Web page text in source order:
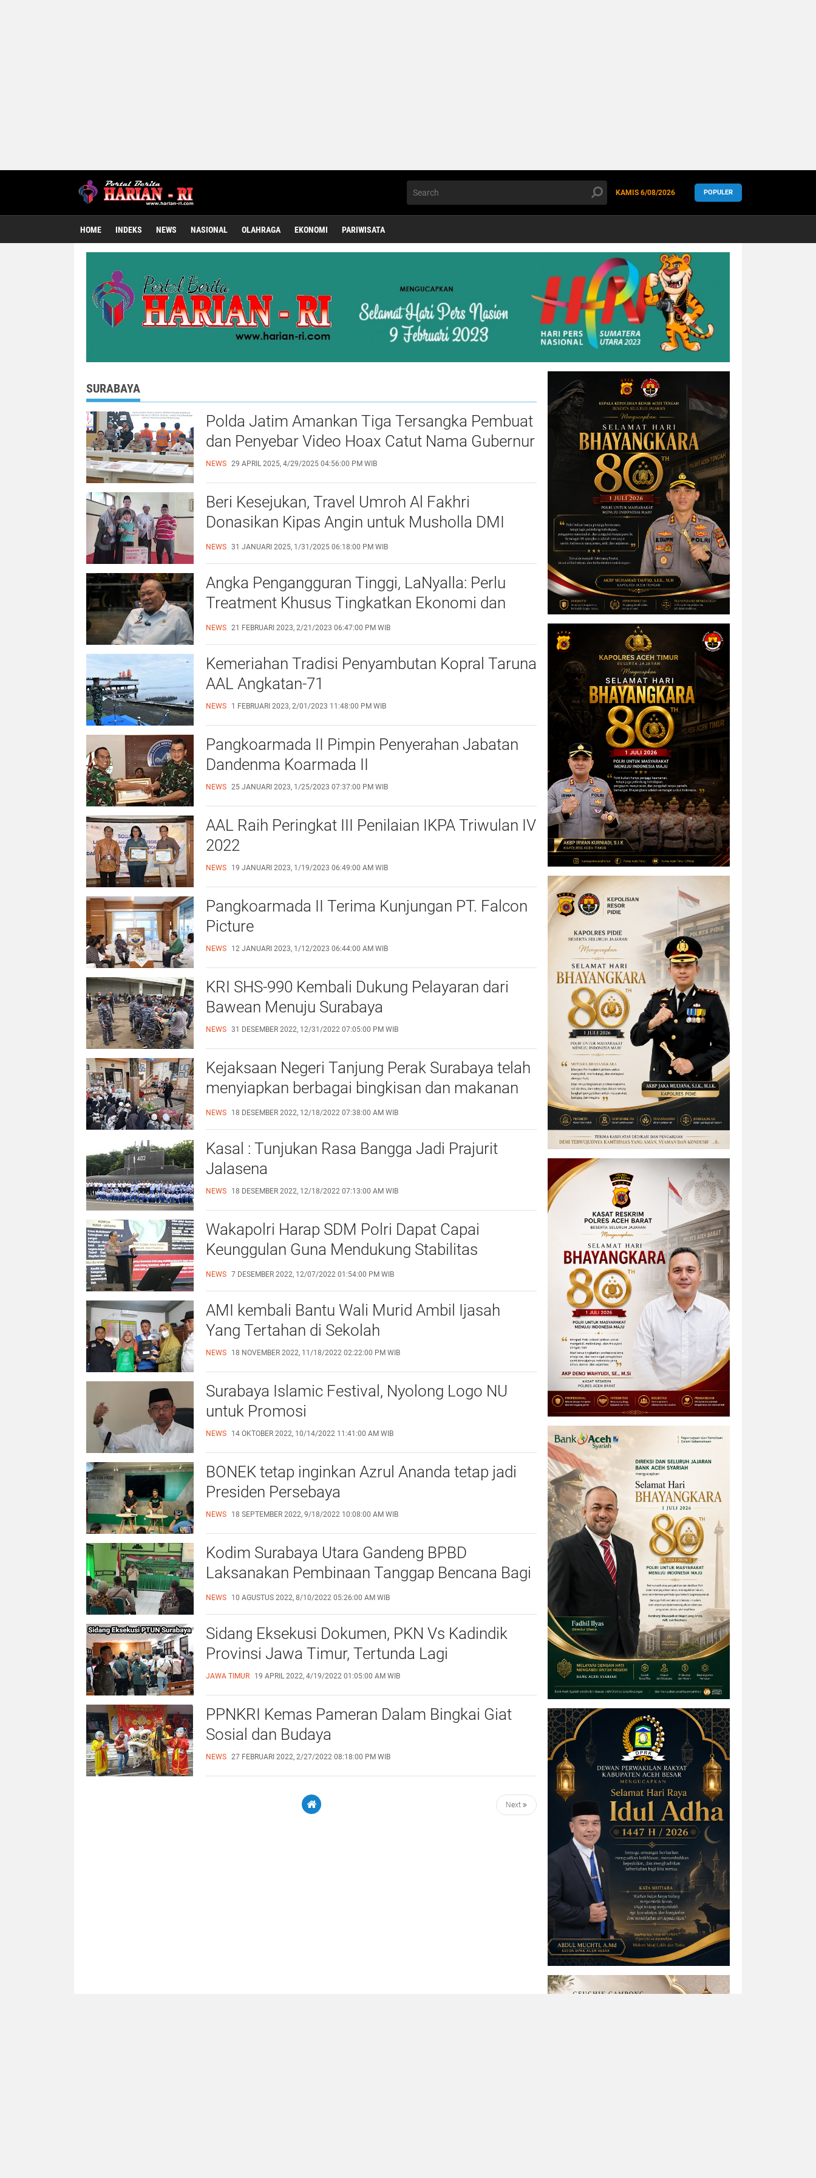
KAMIS 6/08/2026 POPULER
HOME INDEKS NEWS NASIONAL OLAHRAGA EKONOMI PARIWISATA
SURABAYA
Polda Jatim Amankan Tiga Tersangka Pembuat
dan Penyebar Video Hoax Catut Nama Gubernur
NEWS 29 APRIL 2025, 4/29/2025 04:56:00 PM WIB
Beri Kesejukan, Travel Umroh Al Fakhri
Donasikan Kipas Angin untuk Musholla DMI
Kota Surabaya
NEWS 31 JANUARI 2025, 1/31/2025 06:18:00 PM WIB
Angka Pengangguran Tinggi, LaNyalla: Perlu
Treatment Khusus Tingkatkan Ekonomi dan
Serapan SDM
NEWS 21 FEBRUARI 2023, 2/21/2023 06:47:00 PM WIB
Kemeriahan Tradisi Penyambutan Kopral Taruna
AAL Angkatan-71
NEWS 1 FEBRUARI 2023, 2/01/2023 11:48:00 PM WIB
Pangkoarmada II Pimpin Penyerahan Jabatan
Dandenma Koarmada II
NEWS 25 JANUARI 2023, 1/25/2023 07:37:00 PM WIB
AAL Raih Peringkat III Penilaian IKPA Triwulan IV
2022
NEWS 19 JANUARI 2023, 1/19/2023 06:49:00 AM WIB
Pangkoarmada II Terima Kunjungan PT. Falcon
Picture
NEWS 12 JANUARI 2023, 1/12/2023 06:44:00 AM WIB
KRI SHS-990 Kembali Dukung Pelayaran dari
Bawean Menuju Surabaya
NEWS 31 DESEMBER 2022, 12/31/2022 07:05:00 PM WIB
Kejaksaan Negeri Tanjung Perak Surabaya telah
menyiapkan berbagai bingkisan dan makanan
buat anak-anak panti asuhan Al Kahfi Surabaya
NEWS 18 DESEMBER 2022, 12/18/2022 07:38:00 AM WIB
Kasal : Tunjukan Rasa Bangga Jadi Prajurit
Jalasena
NEWS 18 DESEMBER 2022, 12/18/2022 07:13:00 AM WIB
Wakapolri Harap SDM Polri Dapat Capai
Keunggulan Guna Mendukung Stabilitas
Keamanan
NEWS 7 DESEMBER 2022, 12/07/2022 01:54:00 PM WIB
AMI kembali Bantu Wali Murid Ambil Ijasah
Yang Tertahan di Sekolah
NEWS 18 NOVEMBER 2022, 11/18/2022 02:22:00 PM WIB
Surabaya Islamic Festival, Nyolong Logo NU
untuk Promosi
NEWS 14 OKTOBER 2022, 10/14/2022 11:41:00 AM WIB
BONEK tetap inginkan Azrul Ananda tetap jadi
Presiden Persebaya
NEWS 18 SEPTEMBER 2022, 9/18/2022 10:08:00 AM WIB
Kodim Surabaya Utara Gandeng BPBD
Laksanakan Pembinaan Tanggap Bencana Bagi
Masyarakat
NEWS 10 AGUSTUS 2022, 8/10/2022 05:26:00 AM WIB
Sidang Eksekusi Dokumen, PKN Vs Kadindik
Provinsi Jawa Timur, Tertunda Lagi
JAWA TIMUR 19 APRIL 2022, 4/19/2022 01:05:00 AM WIB
PPNKRI Kemas Pameran Dalam Bingkai Giat
Sosial dan Budaya
NEWS 27 FEBRUARI 2022, 2/27/2022 08:18:00 PM WIB
Next